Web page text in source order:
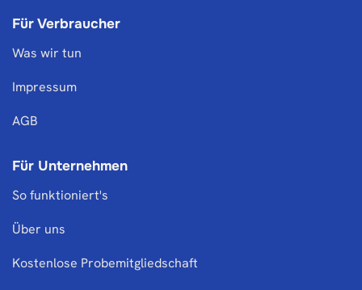
Für Verbraucher
Was wir tun
Impressum
AGB
Für Unternehmen
So funktioniert's
Über uns
Kostenlose Probemitgliedschaft